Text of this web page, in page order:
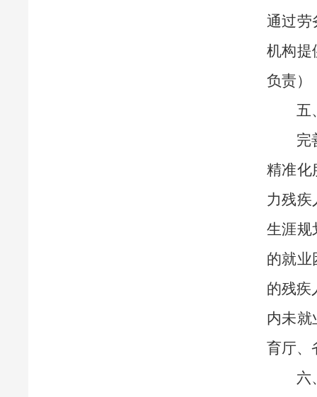
通过劳
机构提
负责）
五
完
精准化
力残疾
生涯规
的就业
的残疾
内未就
育厅、
六